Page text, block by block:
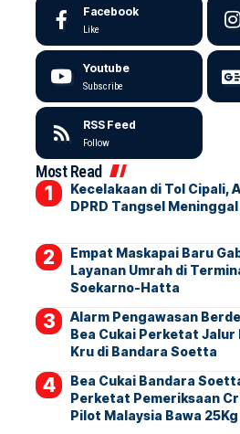
Facebook
Like
Youtube
Subscribe
RSS Feed
Follow
Most Read
Kecelakaan di Tol Cipali,
DPRD Tangsel
Empat Maskapai Baru
Layanan Umrah di
Soekarno-Hatta
Alarm Pengawasan
Bea Cukai Perketat Jalur
Kru di Bandara Soetta
Bea Cukai Bandara
Perketat Pemeriksaan
Pilot Malaysia Bawa